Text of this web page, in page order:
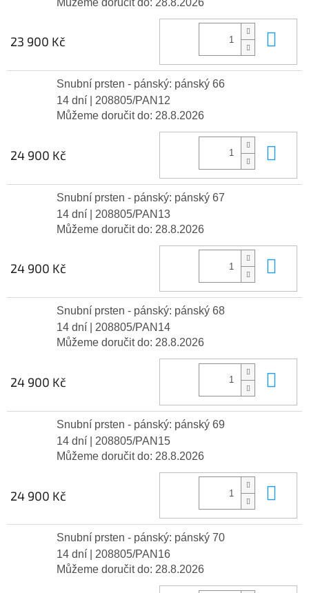
23 900 Kč
Snubní prsten - pánský: pánský 66
14 dní
| 208805/PAN12
Můžeme doručit do: 28.8.2026
24 900 Kč
Snubní prsten - pánský: pánský 67
14 dní
| 208805/PAN13
Můžeme doručit do: 28.8.2026
24 900 Kč
Snubní prsten - pánský: pánský 68
14 dní
| 208805/PAN14
Můžeme doručit do: 28.8.2026
24 900 Kč
Snubní prsten - pánský: pánský 69
14 dní
| 208805/PAN15
Můžeme doručit do: 28.8.2026
24 900 Kč
Snubní prsten - pánský: pánský 70
14 dní
| 208805/PAN16
Můžeme doručit do: 28.8.2026